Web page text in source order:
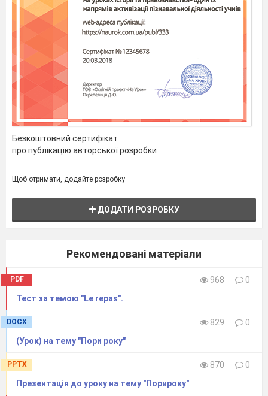
Безкоштовний сертифікат
про публікацію авторської розробки
Щоб отримати, додайте розробку
ДОДАТИ РОЗРОБКУ
Рекомендовані матеріали
PDF 968
0
Тест за темою "Le repas".
DOCX 829
0
(Урок) на тему "Пори року"
PPTX 870
0
Презентація до уроку на тему "Порироку"